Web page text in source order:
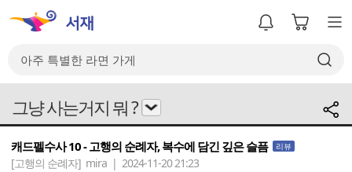
그냥 사는거지 뭐 ?
캐드펠수사 10 - 고행의 순례자, 복수에 담긴 깊은 슬픔 리뷰
[고행의 순례자] mira | 2024-11-20 21:23